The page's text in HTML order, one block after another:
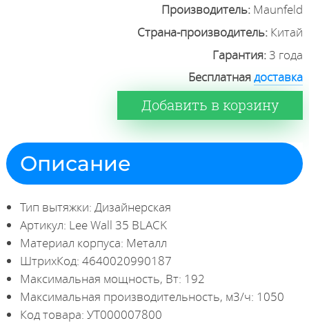
Производитель: Maunfeld
Страна-производитель: Китай
Гарантия:3 года
Бесплатнаядоставка
Добавить в корзину
Описание
Тип вытяжки: Дизайнерская
Артикул: Lee Wall 35 BLACK
Материал корпуса: Металл
ШтрихКод: 4640020990187
Максимальная мощность, Вт: 192
Максимальная производительность, м3/ч: 1050
Код товара: УТ000007800